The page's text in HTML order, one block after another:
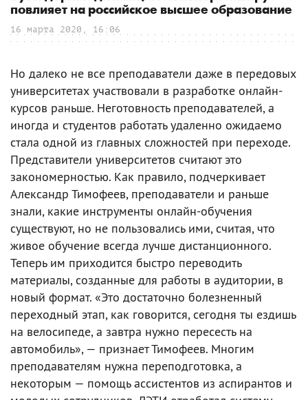
повлияет на российское высшее образование
16 марта 2020, 16:06
Но далеко не все преподаватели даже в передовых
университетах участвовали в разработке онлайн-
курсов раньше. Неготовность преподавателей, а
иногда и студентов работать удаленно ожидаемо
стала одной из главных сложностей при переходе.
Представители университетов считают это
закономерностью. Как правило, подчеркивает
Александр Тимофеев, преподаватели и раньше
знали, какие инструменты онлайн-обучения
существуют, но не пользовались ими, считая, что
живое обучение всегда лучше дистанционного.
Теперь им приходится быстро переводить
материалы, созданные для работы в аудитории, в
новый формат. «Это достаточно болезненный
переходный этап, как говорится, сегодня ты ездишь
на велосипеде, а завтра нужно пересесть на
автомобиль», — признает Тимофеев. Многим
преподавателям нужна переподготовка, а
некоторым — помощь ассистентов из аспирантов и